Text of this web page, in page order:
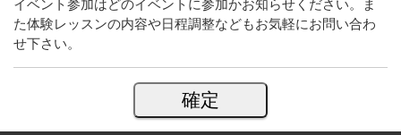
イベント参加はどのイベントに参加かお知らせください。ま
た体験レッスンの内容や日程調整などもお気軽にお問い合わ
せ下さい。